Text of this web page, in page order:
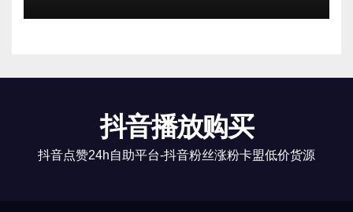
抖音播放购买
抖音点赞24h自助平台-抖音粉丝涨粉卡盟低价货源